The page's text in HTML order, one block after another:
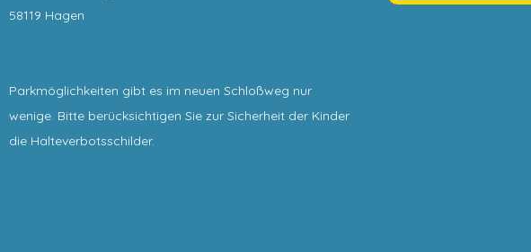
58119 Hagen
Parkmöglichkeiten gibt es im neuen Schloßweg nur
wenige. Bitte berücksichtigen Sie zur Sicherheit der Kinder
die Halteverbotsschilder.